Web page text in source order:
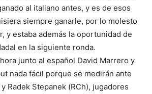
al italiano antes, y es de esos
siempre ganarle, por lo molesto
y estaba además la oportunidad de
en la siguiente ronda.
junto al español David Marrero y
nada fácil porque se medirán ante
Radek Stepanek (RCh), jugadores